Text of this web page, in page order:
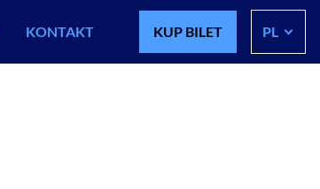
KONTAKT KUP BILET PL